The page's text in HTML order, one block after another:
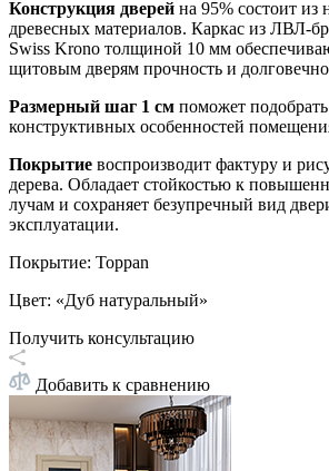
Конструкция дверей на 95% состоит из
древесных материалов. Каркас из
Swiss Krono толщиной 10 мм
щитовым дверям прочность и
Размерный шаг 1 см поможет
конструктивных особенностей
Покрытие воспроизводит фактуру и
дерева. Обладает стойкостью к
лучам и сохраняет безупречный вид
эксплуатации.
Покрытие: Toppan
Цвет: «Дуб натуральный»
Получить консультацию
Добавить к сравнению